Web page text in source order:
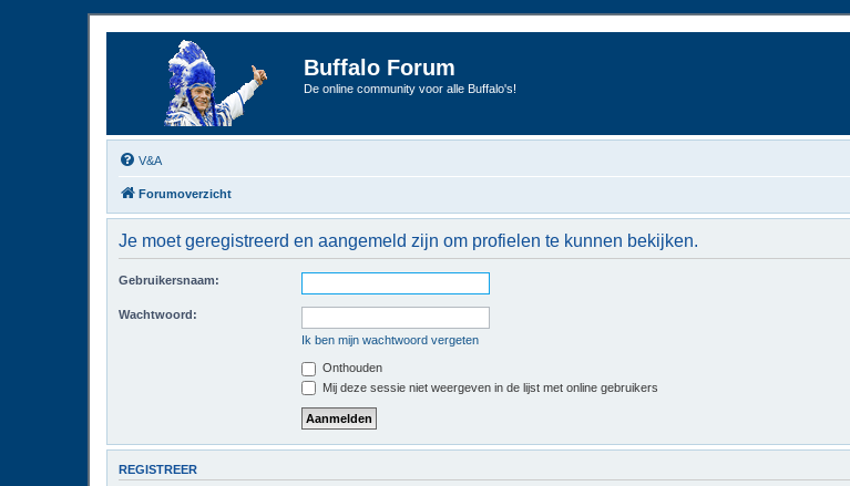
Buffalo Forum
De online community voor alle Buffalo's!
V&A
Forumoverzicht
Je moet geregistreerd en aangemeld zijn om profielen te kunnen bekijken.
Gebruikersnaam:
Wachtwoord:
Ik ben mijn wachtwoord vergeten
Onthouden
Mij deze sessie niet weergeven in de lijst met online gebruikers
REGISTREER